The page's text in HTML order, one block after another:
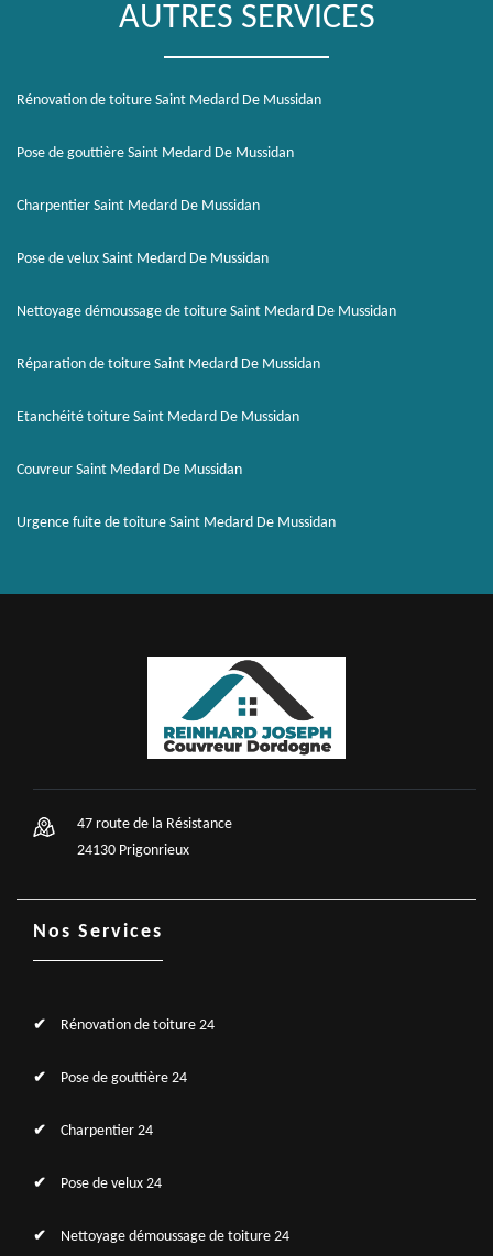
AUTRES SERVICES
Rénovation de toiture Saint Medard De Mussidan
Pose de gouttière Saint Medard De Mussidan
Charpentier Saint Medard De Mussidan
Pose de velux Saint Medard De Mussidan
Nettoyage démoussage de toiture Saint Medard De Mussidan
Réparation de toiture Saint Medard De Mussidan
Etanchéité toiture Saint Medard De Mussidan
Couvreur Saint Medard De Mussidan
Urgence fuite de toiture Saint Medard De Mussidan
47 route de la Résistance
24130 Prigonrieux
Nos Services
Rénovation de toiture 24
Pose de gouttière 24
Charpentier 24
Pose de velux 24
Nettoyage démoussage de toiture 24